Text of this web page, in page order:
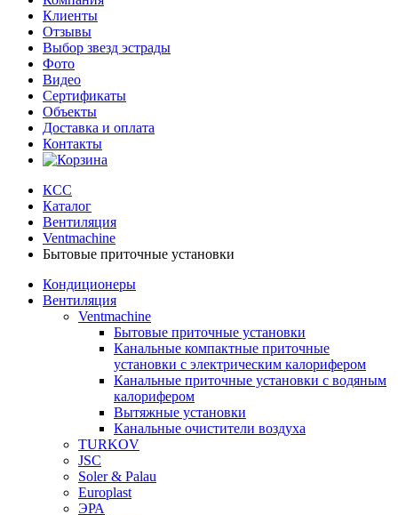
Клиенты
Oтзывы
Выбор звезд эстрады
Фото
Видео
Сертификаты
Объекты
Доставка и оплата
Контакты
КСС
Каталог
Вентиляция
Ventmachine
Бытовые приточные установки
Кондиционеры
Вентиляция
Ventmachine
Бытовые приточные установки
Канальные компактные приточные
установки с электрическим калорифером
Канальные приточные установки с водяным
калорифером
Вытяжные установки
Канальные очистители воздуха
TURKOV
JSC
Soler & Palau
Europlast
ЭРА